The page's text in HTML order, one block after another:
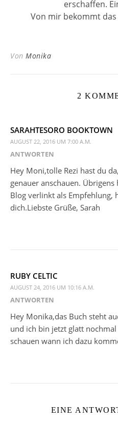
erschaffen.
Von mir bekommt das
Von Monika
2
SARAHTESORO BOOKTOWN
AUGUST 22, 2016 UM 7:00 A.M.
ANTWORTEN
Hey Moni,tolle Rezi hast du
genauer anschauen.
Blog verlinkt als Empfehlung,
dich.Liebste Grüße, Sarah
RUBY CELTIC
AUGUST 24, 2016 UM 10:16 A.M.
ANTWORTEN
Hey Monika,das Buch steht
und ich bin jetzt glatt
schauen wann ich dazu
EINE